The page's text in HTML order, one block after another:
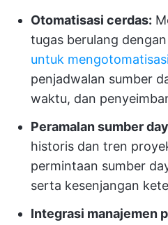
Otomatisasi cerdas:
tugas berulang dengan
untuk
penjadwalan sumber
waktu, dan
Peramalan sumber
historis dan tren
permintaan sumber
serta kesenjangan
Integrasi manajemen